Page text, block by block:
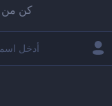
كن من